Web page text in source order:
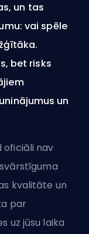
un tas
vai spēle
bet risks
un
oficiāli nav
kvalitāte un
par
uz jūsu laika